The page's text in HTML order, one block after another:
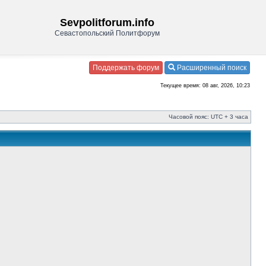
Sevpolitforum.info
Севастопольский Политфорум
Поддержать форум Расширенный поиск
Текущее время: 08 авг, 2026, 10:23
Часовой пояс: UTC + 3 часа